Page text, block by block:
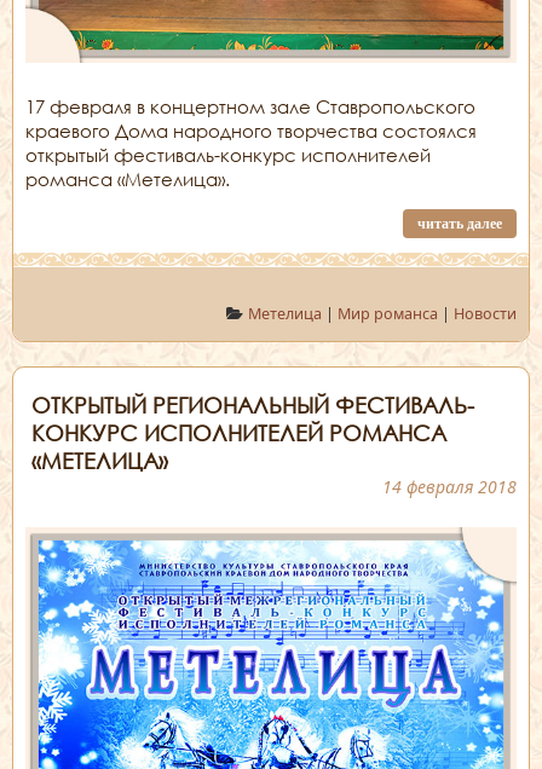
17 февраля в концертном зале Ставропольского
краевого Дома народного творчества состоялся
открытый фестиваль-конкурс исполнителей
романса «Метелица».
читать далее
Метелица | Мир романса | Новости
ОТКРЫТЫЙ РЕГИОНАЛЬНЫЙ ФЕСТИВАЛЬ-
КОНКУРС ИСПОЛНИТЕЛЕЙ РОМАНСА
«МЕТЕЛИЦА»
14 февраля 2018